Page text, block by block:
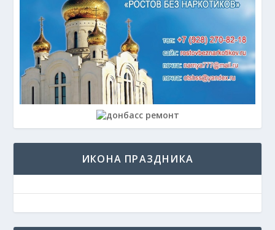
ИКОНА ПРАЗДНИКА